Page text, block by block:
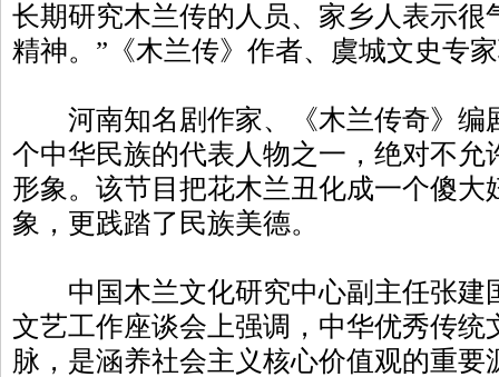
长期研究木兰传的人员、家乡人表示很
精神。”《木兰传》作者、虞城文史专
河南知名剧作家、《木兰传奇》编
个中华民族的代表人物之一，绝对不允
形象。该节目把花木兰丑化成一个傻大
象，更践踏了民族美德。
中国木兰文化研究中心副主任张建
文艺工作座谈会上强调，中华优秀传统
脉，是涵养社会主义核心价值观的重